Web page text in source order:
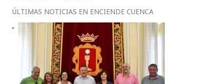
ÚLTIMAS NOTICIAS EN ENCIENDE CUENCA